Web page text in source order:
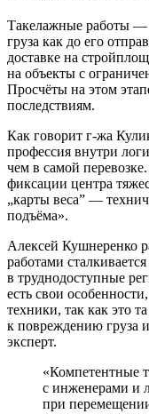
Такелажные работы —
груза как до его
доставке на
на объекты с
Просчёты на этом
последствиям.
Как говорит г-жа
профессия внутри
чем в самой
фиксации центра
„карты веса” —
подъёма».
Алексей Кушнеренко
работами
в труднодоступные
есть свои
техники, так как это
к повреждению груза
эксперт.
«Компетентные
с инженерами и
при